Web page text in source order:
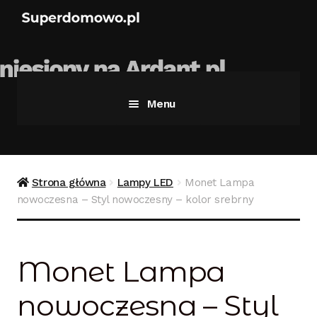
Menu
Bezpieczne zakupy
Strona główna Lampy LED
Monet Lampa
nowoczesna – Styl nowoczesny – kolor srebrny
Monet Lampa
nowoczesna – Styl